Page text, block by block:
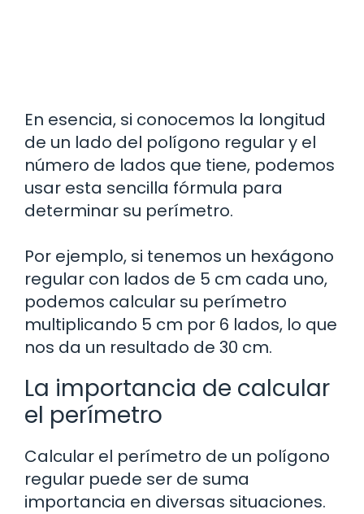
En esencia, si conocemos la longitud
de un lado del polígono regular y el
número de lados que tiene, podemos
usar esta sencilla fórmula para
determinar su perímetro.
Por ejemplo, si tenemos un hexágono
regular con lados de 5 cm cada uno,
podemos calcular su perímetro
multiplicando 5 cm por 6 lados, lo que
nos da un resultado de 30 cm.
La importancia de calcular
el perímetro
Calcular el perímetro de un polígono
regular puede ser de suma
importancia en diversas situaciones.